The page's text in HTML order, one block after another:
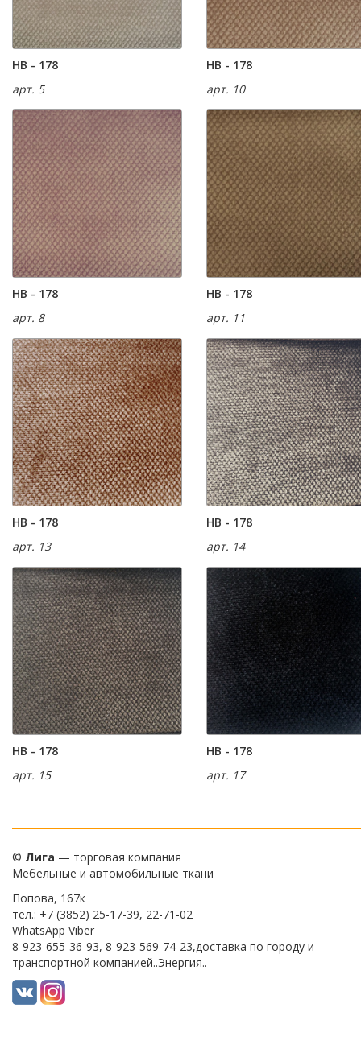
HB - 178
арт. 5
HB - 178
арт. 10
HB - 178
арт. 8
HB - 178
арт. 11
HB - 178
арт. 13
HB - 178
арт. 14
HB - 178
арт. 15
HB - 178
арт. 17
© Лига — торговая компания
Мебельные и автомобильные ткани
Попова, 167к
тел.: +7 (3852) 25-17-39, 22-71-02
WhatsApp Viber
8-923-655-36-93, 8-923-569-74-23,доставка по городу и
транспортной компанией..Энергия..